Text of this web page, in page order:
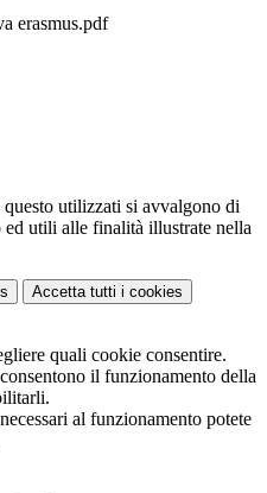
erasmus.pdf
utilizzati si avvalgono di
ed utili alle finalità illustrate nella
Accetta tutti i cookies
quali cookie consentire.
il funzionamento della
al funzionamento potete